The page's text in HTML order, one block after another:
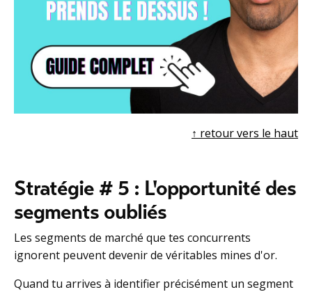
↑ retour vers le haut
Stratégie # 5 : L'opportunité des
segments oubliés
Les segments de marché que tes concurrents
ignorent peuvent devenir de véritables mines d'or.
Quand tu arrives à identifier précisément un segment